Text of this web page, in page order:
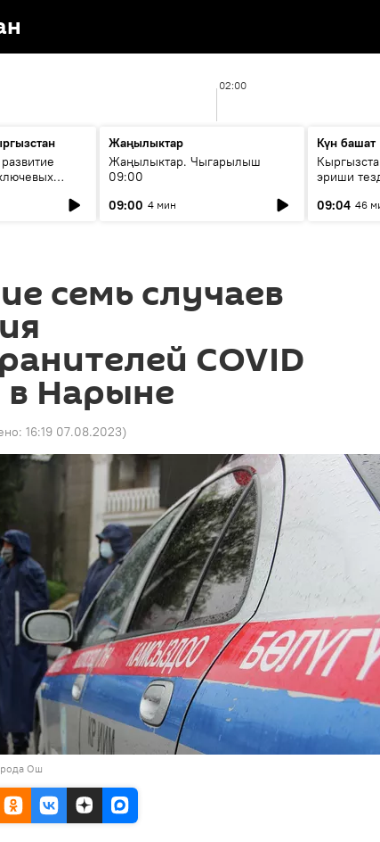
02:00
Жаңылыктар
Жаңылыктар. Чыгарылыш
09:00
09:00 4 мин
Күн башат
эриши
09:04 46
семь случаев
COVID
Нарыне
16:19 07.08.2023)
Ош